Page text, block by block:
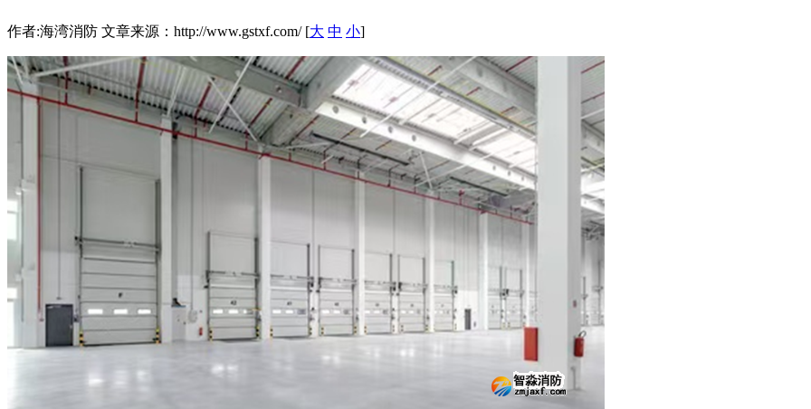
作者:海湾消防 文章来源：http://www.gstxf.com/ [大 中 小]